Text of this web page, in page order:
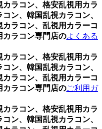
ラコン、格安乱視用カラ
ン、韓国乱視カラコン、
ラコン、乱視用カラーコ
カラコン専門店のよくある
ラコン、格安乱視用カラ
ン、韓国乱視カラコン、
ラコン、乱視用カラーコ
カラコン専門店のご利用ガ
ラコン、格安乱視用カラ
ン、韓国乱視カラコン、